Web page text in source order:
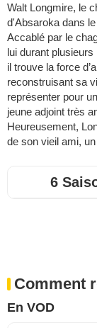
Walt Longmire, le
d'Absaroka dans
Accablé par le
lui durant plusieurs
il trouve la force
reconstruisant sa
représenter pour
jeune adjoint très
Heureusement,
de son vieil ami,
6
Comment
En VOD